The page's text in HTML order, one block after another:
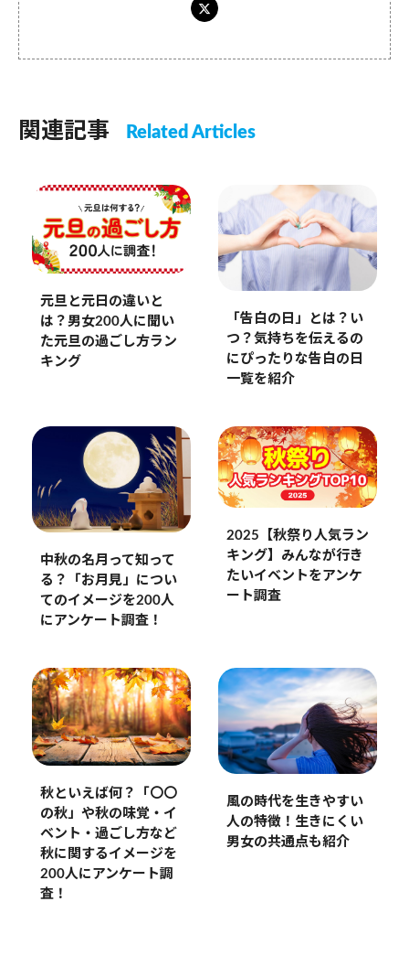
関連記事 Related Articles
元旦と元日の違いと
は？男女200人に聞い
た元旦の過ごし方ラン
キング
「告白の日」とは？い
つ？気持ちを伝えるの
にぴったりな告白の日
一覧を紹介
中秋の名月って知って
る？「お月見」につい
てのイメージを200人
にアンケート調査！
2025【秋祭り人気ラン
キング】みんなが行き
たいイベントをアンケ
ート調査
秋といえば何？「〇〇
の秋」や秋の味覚・イ
ベント・過ごし方など
秋に関するイメージを
200人にアンケート調
査！
風の時代を生きやすい
人の特徴！生きにくい
男女の共通点も紹介